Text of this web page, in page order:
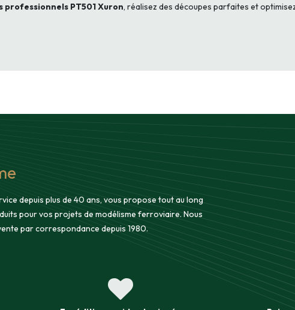
professionnels PT501 Xuron, réalisez des découpes parfaites et
depuis plus de 40 ans, vous propose tout au long
pour vos projets de modélisme ferroviaire. Nous
par correspondance depuis 1980.